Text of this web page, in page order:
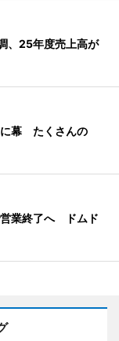
、25年度売上高が
に幕 たくさんの
業終了へ ドムド